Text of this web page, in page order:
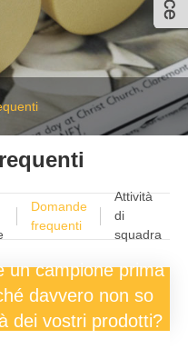
Domande
frequenti
Attività
di
squadra
un campione prima
davvero non so
dei vostri prodotti?